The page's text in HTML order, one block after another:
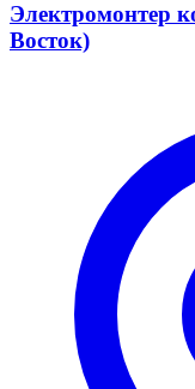
Электромонтер
Восток)